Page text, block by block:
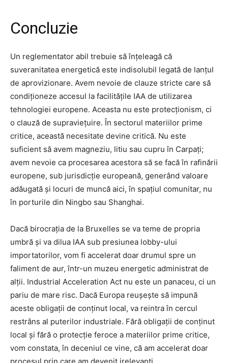
Concluzie
Un reglementator abil trebuie să înțeleagă că
suveranitatea energetică este indisolubil legată de lanțul
de aprovizionare. Avem nevoie de clauze stricte care să
condiționeze accesul la facilitățile IAA de utilizarea
tehnologiei europene. Aceasta nu este protecționism, ci
o clauză de supraviețuire. În sectorul materiilor prime
critice, această necesitate devine critică. Nu este
suficient să avem magneziu, litiu sau cupru în Carpați;
avem nevoie ca procesarea acestora să se facă în rafinării
europene, sub jurisdicție europeană, generând valoare
adăugată și locuri de muncă aici, în spațiul comunitar, nu
în porturile din Ningbo sau Shanghai.
Dacă birocrația de la Bruxelles se va teme de propria
umbră și va dilua IAA sub presiunea lobby-ului
importatorilor, vom fi accelerat doar drumul spre un
faliment de aur, într-un muzeu energetic administrat de
alții. Industrial Acceleration Act nu este un panaceu, ci un
pariu de mare risc. Dacă Europa reușește să impună
aceste obligații de conținut local, va reintra în cercul
restrâns al puterilor industriale. Fără obligații de conținut
local și fără o protecție feroce a materiilor prime critice,
vom constata, în deceniul ce vine, că am accelerat doar